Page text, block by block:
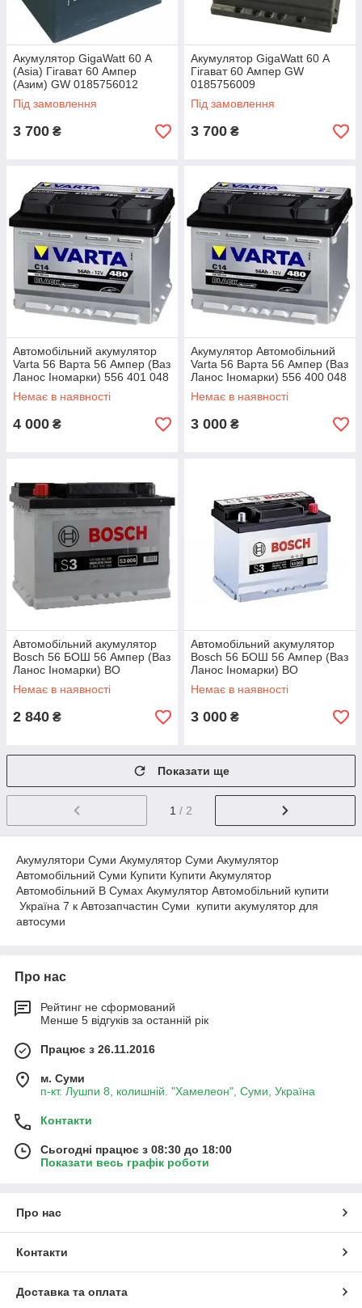
Акумулятор GigaWatt 60 А
(Asia) Гігават 60 Ампер
(Азим) GW 0185756012
Під замовлення
3 700 ₴
Акумулятор GigaWatt 60 А
Гігават 60 Ампер GW
0185756009
Під замовлення
3 700 ₴
Автомобільний акумулятор
Varta 56 Варта 56 Ампер (Ваз
Ланос Іномарки) 556 401 048
Немає в наявності
4 000 ₴
Акумулятор Автомобільний
Varta 56 Варта 56 Ампер (Ваз
Ланос Іномарки) 556 400 048
Немає в наявності
3 000 ₴
Автомобільний акумулятор
Bosch 56 БОШ 56 Ампер (Ваз
Ланос Іномарки) BO
0092S30060
Немає в наявності
2 840 ₴
Автомобільний акумулятор
Bosch 56 БОШ 56 Ампер (Ваз
Ланос Іномарки) BO
0092S30050
Немає в наявності
3 000 ₴
Показати ще
1 / 2
Акумулятори Суми Акумулятор Суми Акумулятор
Автомобільний Суми Купити Купити Акумулятор
Автомобільний В Сумах Акумулятор Автомобільний купити
Україна 7 к Автозапчастин Суми купити акумулятор для
автосуми
Про нас
Рейтинг не сформований
Менше 5 відгуків за останній рік
Працює з 26.11.2016
м. Суми
п-кт. Лушпи 8, колишній. "Хамелеон", Суми, Україна
Контакти
Сьогодні працює з 08:30 до 18:00
Показати весь графік роботи
Про нас
Контакти
Доставка та оплата